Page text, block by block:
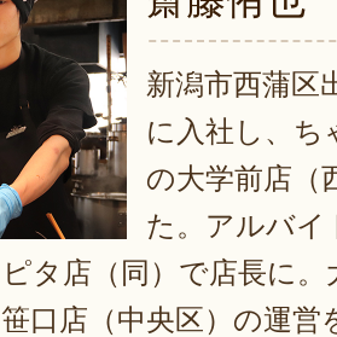
新潟市西蒲区
に入社し、ち
の大学前店（
た。アルバイ
タ店（同）で店長に。
口店（中央区）の運営